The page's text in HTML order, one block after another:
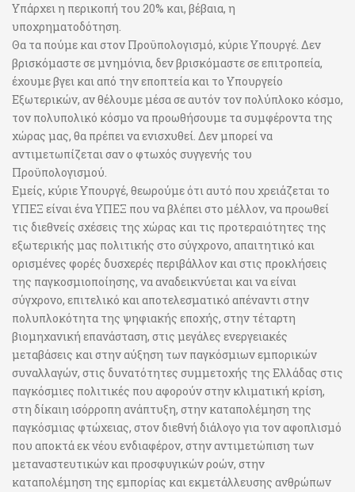
Υπάρχει η περικοπή του 20% και, βέβαια, η
υποχρηματοδότηση.
Θα τα πούμε και στον Προϋπολογισμό, κύριε Υπουργέ. Δεν
βρισκόμαστε σε μνημόνια, δεν βρισκόμαστε σε επιτροπεία,
έχουμε βγει και από την εποπτεία και το Υπουργείο
Εξωτερικών, αν θέλουμε μέσα σε αυτόν τον πολύπλοκο κόσμο,
τον πολυπολικό κόσμο να προωθήσουμε τα συμφέροντα της
χώρας μας, θα πρέπει να ενισχυθεί. Δεν μπορεί να
αντιμετωπίζεται σαν ο φτωχός συγγενής του
Προϋπολογισμού.
Εμείς, κύριε Υπουργέ, θεωρούμε ότι αυτό που χρειάζεται το
ΥΠΕΞ είναι ένα ΥΠΕΞ που να βλέπει στο μέλλον, να προωθεί
τις διεθνείς σχέσεις της χώρας και τις προτεραιότητες της
εξωτερικής μας πολιτικής στο σύγχρονο, απαιτητικό και
ορισμένες φορές δυσχερές περιβάλλον και στις προκλήσεις
της παγκοσμιοποίησης, να αναδεικνύεται και να είναι
σύγχρονο, επιτελικό και αποτελεσματικό απέναντι στην
πολυπλοκότητα της ψηφιακής εποχής, στην τέταρτη
βιομηχανική επανάσταση, στις μεγάλες ενεργειακές
μεταβάσεις και στην αύξηση των παγκόσμιων εμπορικών
συναλλαγών, στις δυνατότητες συμμετοχής της Ελλάδας στις
παγκόσμιες πολιτικές που αφορούν στην κλιματική κρίση,
στη δίκαιη ισόρροπη ανάπτυξη, στην καταπολέμηση της
παγκόσμιας φτώχειας, στον διεθνή διάλογο για τον αφοπλισμό
που αποκτά εκ νέου ενδιαφέρον, στην αντιμετώπιση των
μεταναστευτικών και προσφυγικών ροών, στην
καταπολέμηση της εμπορίας και εκμετάλλευσης ανθρώπων